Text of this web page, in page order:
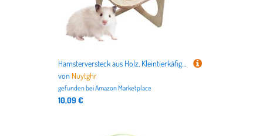
Hamsterversteck aus Holz, Kleintierkäfig-Zubehör, 13 x 9,5 x 8 cm, gemütliches Schlafen, Ruhehöhle, Rennmäuse, Frettchen, goldener Bär, für drinnen und draußen
von Nuytghr
gefunden beiAmazon Marketplace
10,09 €